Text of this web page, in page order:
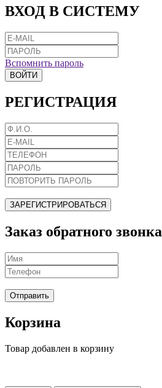
ВХОД В СИСТЕМУ
Вспомнить пароль
ВОЙТИ
РЕГИСТРАЦИЯ
ЗАРЕГИСТРИРОВАТЬСЯ
Заказ обратного звонка
Отправить
Корзина
Товар добавлен в корзину